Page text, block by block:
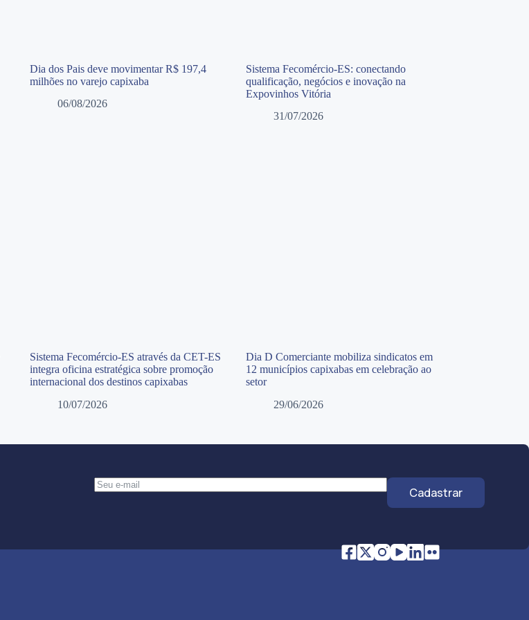
Dia dos Pais deve movimentar R$ 197,4
milhões no varejo capixaba
06/08/2026
Sistema Fecomércio-ES: conectando
qualificação, negócios e inovação na
Expovinhos Vitória
31/07/2026
Sistema Fecomércio-ES através da CET-ES
integra oficina estratégica sobre promoção
internacional dos destinos capixabas
10/07/2026
Dia D Comerciante mobiliza sindicatos em
12 municípios capixabas em celebração ao
setor
29/06/2026
Cadastrar